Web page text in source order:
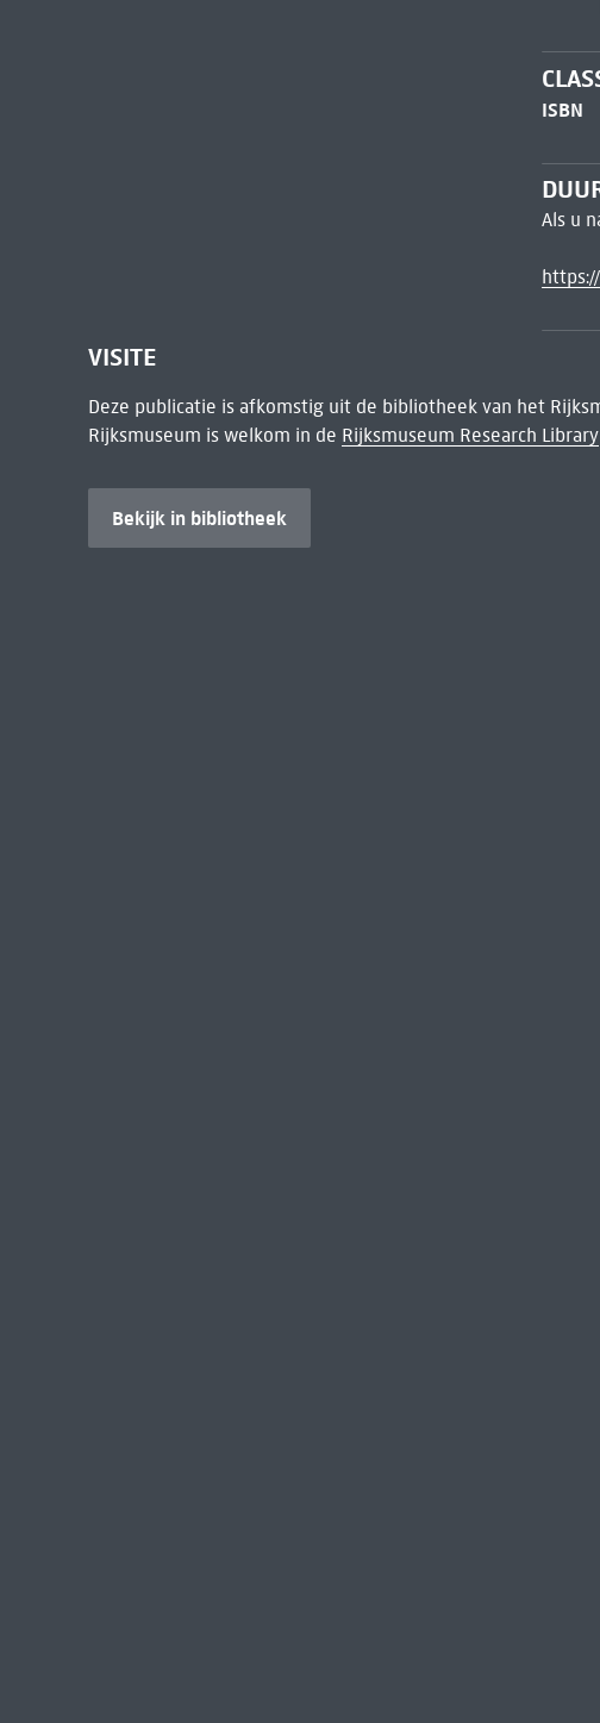
ISBN
Als u
VISITE
Deze publicatie is afkomstig uit de bibliotheek van het
Rijksmuseum is welkom in de Rijksmuseum Research Library
Bekijk in bibliotheek